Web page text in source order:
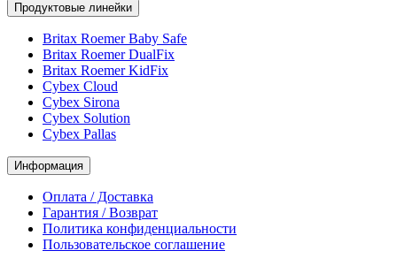
Продуктовые линейки
Britax Roemer Baby Safe
Britax Roemer DualFix
Britax Roemer KidFix
Cybex Cloud
Cybex Sirona
Cybex Solution
Cybex Pallas
Информация
Оплата / Доставка
Гарантия / Возврат
Политика конфиденциальности
Пользовательское соглашение